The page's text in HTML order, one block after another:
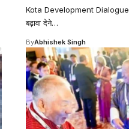
Kota Development Dialogue
बढ़ावा देने…
ByAbhishek Singh